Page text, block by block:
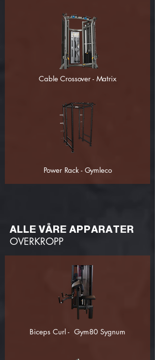
Cable Crossover - Matrix
Power Rack - Gymleco
ALLE VÅRE APPARATER
OVERKROPP
Biceps Curl - Gym80 Sygnum